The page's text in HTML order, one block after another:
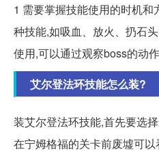
1 需要掌握技能使用的时机
种技能,如吸血、放火、扔石
使用,可以通过观察boss的动
艾尔登法环技能怎么装?
装艾尔登法环技能,首先要选
在宁姆格福的关卡前废墟可